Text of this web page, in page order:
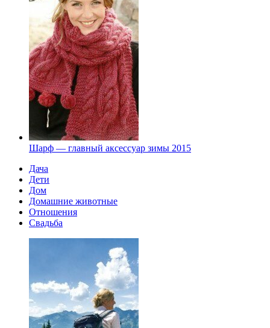
Шарф — главный аксессуар зимы 2015
Дача
Дети
Дом
Домашние животные
Отношения
Свадьба